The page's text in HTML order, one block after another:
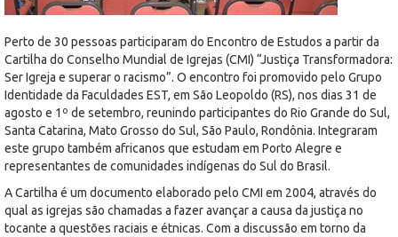
Perto de 30 pessoas participaram do Encontro de Estudos a partir da
Cartilha do Conselho Mundial de Igrejas (CMI) “Justiça Transformadora:
Ser Igreja e superar o racismo”. O encontro foi promovido pelo Grupo
Identidade da Faculdades EST, em São Leopoldo (RS), nos dias 31 de
agosto e 1º de setembro, reunindo participantes do Rio Grande do Sul,
Santa Catarina, Mato Grosso do Sul, São Paulo, Rondônia. Integraram
este grupo também africanos que estudam em Porto Alegre e
representantes de comunidades indígenas do Sul do Brasil.
A Cartilha é um documento elaborado pelo CMI em 2004, através do
qual as igrejas são chamadas a fazer avançar a causa da justiça no
tocante a questões raciais e étnicas. Com a discussão em torno da